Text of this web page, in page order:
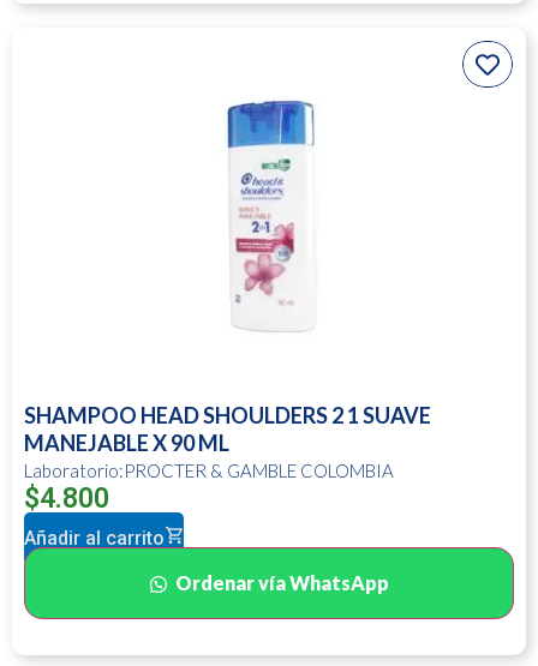
SHAMPOO HEAD SHOULDERS 2 1 SUAVE
MANEJABLE X 90 ML
Laboratorio:PROCTER & GAMBLE COLOMBIA
$4.800
Añadir al carrito
Ordenar vía WhatsApp